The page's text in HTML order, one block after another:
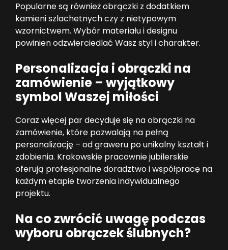
Popularne są również obrączki z dodatkiem
kamieni szlachetnych czy z nietypowym
wzornictwem. Wybór materiału i designu
powinien odzwierciedlać Wasz styl i charakter.
Personalizacja i obrączki na
zamówienie – wyjątkowy
symbol Waszej miłości
Coraz więcej par decyduje się na obrączki na
zamówienie, które pozwalają na pełną
personalizację – od graweru po unikalny kształt i
zdobienia. Krakowskie pracownie jubilerskie
oferują profesjonalne doradztwo i współpracę na
każdym etapie tworzenia indywidualnego
projektu.
Na co zwrócić uwagę podczas
wyboru obrączek ślubnych?